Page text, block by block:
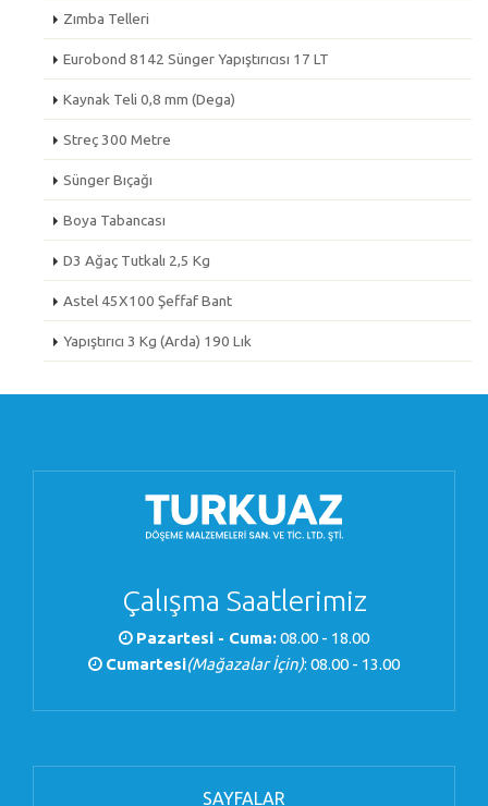
Zımba Telleri
Eurobond 8142 Sünger Yapıştırıcısı 17 LT
Kaynak Teli 0,8 mm (Dega)
Streç 300 Metre
Sünger Bıçağı
Boya Tabancası
D3 Ağaç Tutkalı 2,5 Kg
Astel 45X100 Şeffaf Bant
Yapıştırıcı 3 Kg (Arda) 190 Lık
Çalışma Saatlerimiz
Pazartesi - Cuma:08.00 - 18.00
Cumartesi(Mağazalar İçin): 08.00 - 13.00
SAYFALAR